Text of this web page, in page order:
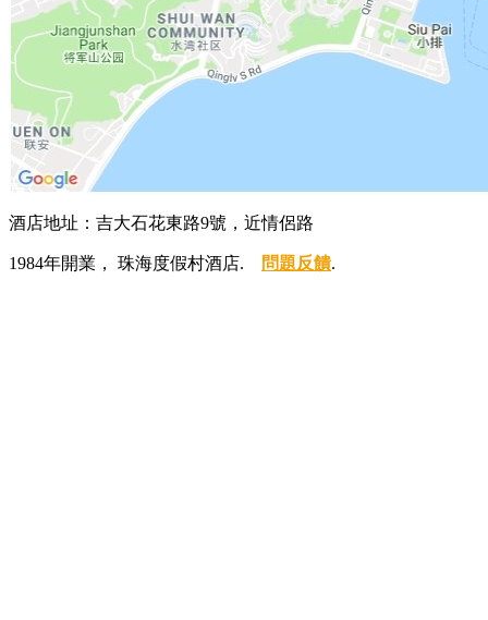
酒店地址：吉大石花東路9號，近情侶路
1984年開業， 珠海度假村酒店. 問題反饋.